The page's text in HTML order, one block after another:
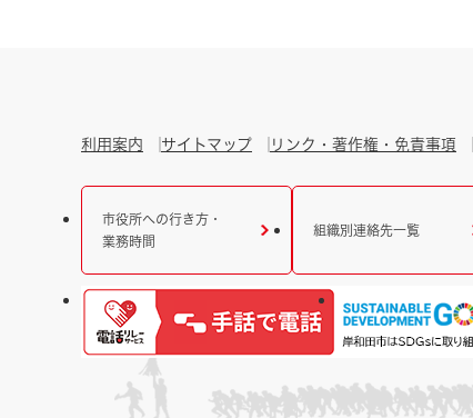
利用案内 サイトマップ リンク・著作権・免責事項
市役所への行き方・
業務時間
組織別連絡先一覧